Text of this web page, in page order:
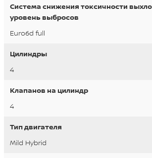
Система снижения токсичности
уровень выбросов
Euro6d full
Цилиндры
4
Клапанов на цилиндр
4
Тип двигателя
Mild Hybrid